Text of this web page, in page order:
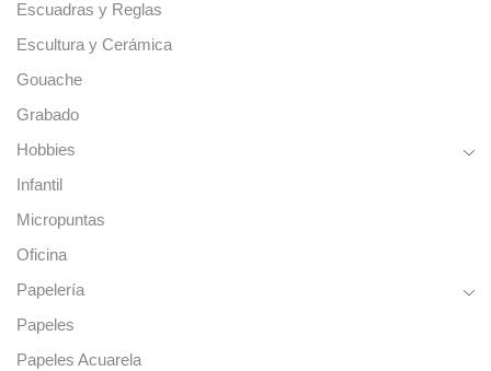
Escuadras y Reglas
Escultura y Cerámica
Gouache
Grabado
Hobbies
Infantil
Micropuntas
Oficina
Papelería
Papeles
Papeles Acuarela